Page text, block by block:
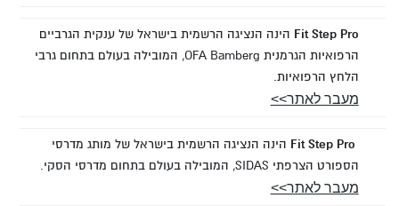
Fit Step Pro הינה הנציגה הרשמית בישראל של ענקית הגרביים
הרפואיות הגרמנית OFA Bamberg, המובילה בעולם בתחום גרבי
הלחץ הרפואיות.
מעבר לאתר>>
Fit Step Pro הינה הנציגה הרשמית בישראל של מותג מדרסי
הספורט הצרפתי SIDAS, המובילה בעולם בתחום מדרסי הסקי.
מעבר לאתר>>